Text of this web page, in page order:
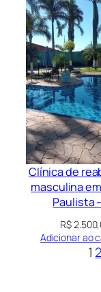
Clínica de
masculina
Paulista
R$
Adicionar ao
1 2